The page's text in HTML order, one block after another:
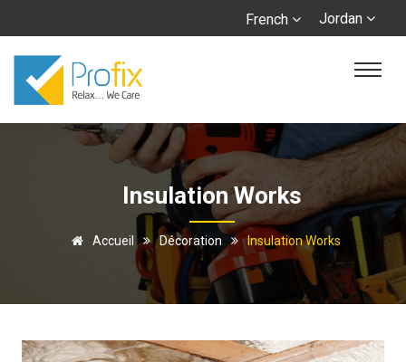
Jordan
French
Insulation Works
Accueil Décoration Insulation Works